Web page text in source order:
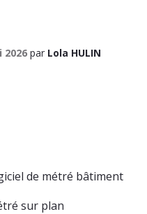
2026 par Lola HULIN
de métré bâtiment
sur plan